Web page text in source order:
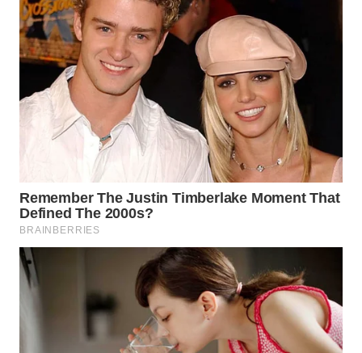
Group
WAHANA
NEWS
WAHANA
TANI
ADVOKAT
WAHANA
WAHANA